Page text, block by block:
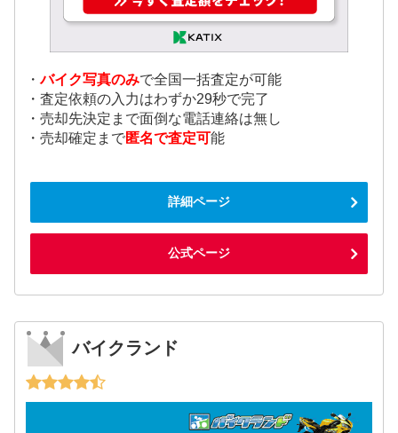
・バイク写真のみで全国一括査定が可能
・査定依頼の入力はわずか29秒で完了
・売却先決定まで面倒な電話連絡は無し
・売却確定まで匿名で査定可能
詳細ページ
公式ページ
バイクランド